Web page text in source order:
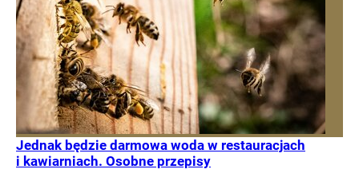
Jednak będzie darmowa woda w restauracjach
i kawiarniach. Osobne przepisy